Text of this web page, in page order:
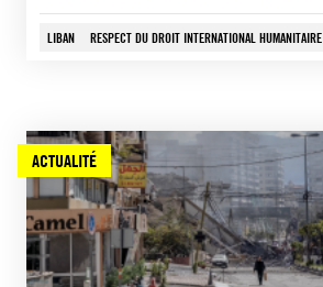
LIBAN RESPECT DU DROIT INTERNATIONAL HUMANITAIRE
ACTUALITÉ